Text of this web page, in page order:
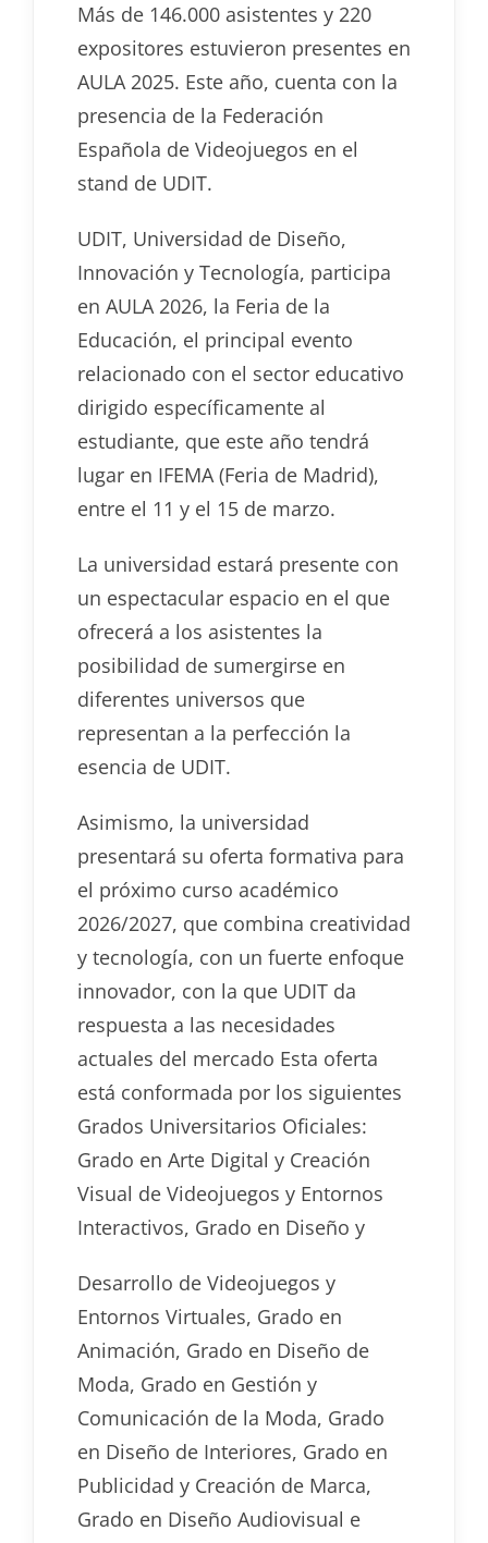
Más de 146.000 asistentes y 220
expositores estuvieron presentes en
AULA 2025. Este año, cuenta con la
presencia de la Federación
Española de Videojuegos en el
stand de UDIT.
UDIT, Universidad de Diseño,
Innovación y Tecnología, participa
en AULA 2026, la Feria de la
Educación, el principal evento
relacionado con el sector educativo
dirigido específicamente al
estudiante, que este año tendrá
lugar en IFEMA (Feria de Madrid),
entre el 11 y el 15 de marzo.
La universidad estará presente con
un espectacular espacio en el que
ofrecerá a los asistentes la
posibilidad de sumergirse en
diferentes universos que
representan a la perfección la
esencia de UDIT.
Asimismo, la universidad
presentará su oferta formativa para
el próximo curso académico
2026/2027, que combina creatividad
y tecnología, con un fuerte enfoque
innovador, con la que UDIT da
respuesta a las necesidades
actuales del mercado Esta oferta
está conformada por los siguientes
Grados Universitarios Oficiales:
Grado en Arte Digital y Creación
Visual de Videojuegos y Entornos
Interactivos, Grado en Diseño y
Desarrollo de Videojuegos y
Entornos Virtuales, Grado en
Animación, Grado en Diseño de
Moda, Grado en Gestión y
Comunicación de la Moda, Grado
en Diseño de Interiores, Grado en
Publicidad y Creación de Marca,
Grado en Diseño Audiovisual e